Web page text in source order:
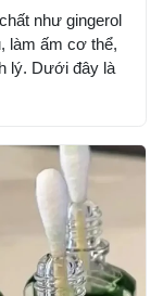
như gingerol
làm ấm cơ thể,
lý. Dưới đây là